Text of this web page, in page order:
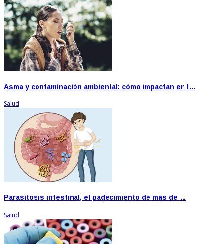
Asma y contaminación ambiental: cómo impactan en l…
Salud
Parasitosis intestinal, el padecimiento de más de …
Salud